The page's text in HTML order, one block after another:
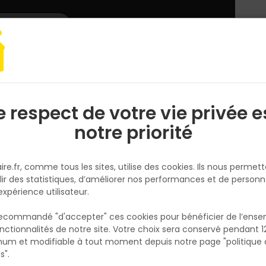
Assemblage Cheville à frapper HIT M SPIT TF Ø8x60mm Boite de 30 pcs
SPIT
Cheville à frapper HIT M SPIT TF
Ø8x60mm Boite de 30 pcs
Réf. 3136205460145
Fiche produit
Fiche Technique
respect de votre vie privée
notre priorité
comme tous les sites, utilise des cookies. Ils nous
des statistiques, d’améliorer nos performances et de
utilisateur.
"d'accepter" ces cookies pour bénéficier de
de notre site. Votre choix sera conservé pendant
et modifiable à tout moment depuis notre page "politique